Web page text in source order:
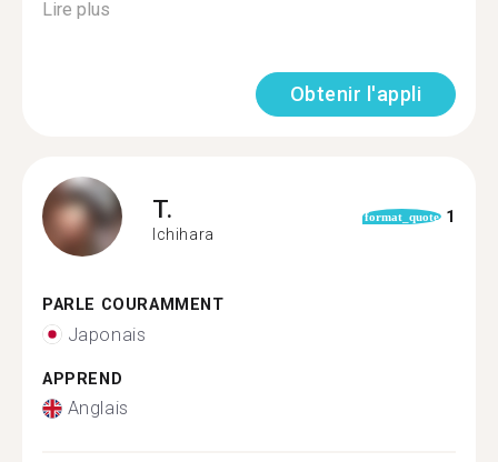
Lire plus
Obtenir l'appli
T.
Ichihara
format_quote 1
PARLE COURAMMENT
Japonais
APPREND
Anglais